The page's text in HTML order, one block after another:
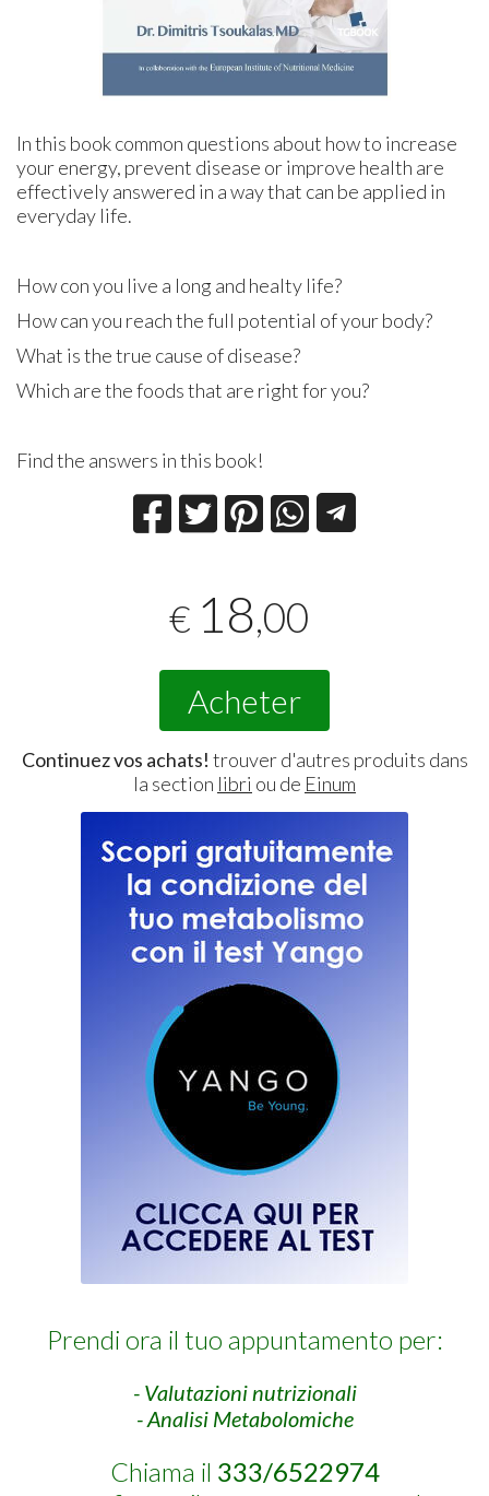
In this book common questions about how to increase
your energy, prevent disease or improve health are
effectively answered in a way that can be applied in
everyday life.
How con you live a long and healty life?
How can you reach the full potential of your body?
What is the true cause of disease?
Which are the foods that are right for you?
Find the answers in this book!
€ 18,00
Acheter
Continuez vos achats! trouver d'autres produits dans
la section libri ou de Einum
Prendi ora il tuo appuntamento per:
- Valutazioni nutrizionali
- Analisi Metabolomiche
Chiama il 333/6522974